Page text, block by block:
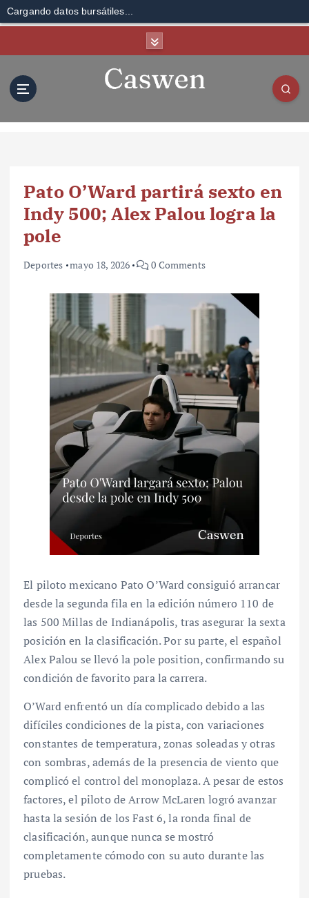
Cargando datos bursátiles...
Pato O’Ward partirá sexto en
Indy 500; Alex Palou logra la
pole
Deportes mayo 18, 2026 0 Comments
El piloto mexicano Pato O’Ward consiguió arrancar
desde la segunda fila en la edición número 110 de
las 500 Millas de Indianápolis, tras asegurar la sexta
posición en la clasificación. Por su parte, el español
Alex Palou se llevó la pole position, confirmando su
condición de favorito para la carrera.
O’Ward enfrentó un día complicado debido a las
difíciles condiciones de la pista, con variaciones
constantes de temperatura, zonas soleadas y otras
con sombras, además de la presencia de viento que
complicó el control del monoplaza. A pesar de estos
factores, el piloto de Arrow McLaren logró avanzar
hasta la sesión de los Fast 6, la ronda final de
clasificación, aunque nunca se mostró
completamente cómodo con su auto durante las
pruebas.